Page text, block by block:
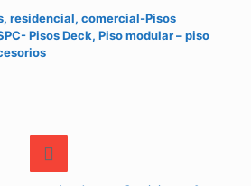
residencial, comercial-Pisos
Pisos Deck, Piso modular – piso